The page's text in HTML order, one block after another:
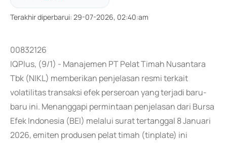
Terakhir diperbarui: 29-07-2026, 02:40:am
00832126
IQPlus, (9/1) - Manajemen PT Pelat Timah Nusantara
Tbk (NIKL) memberikan penjelasan resmi terkait
volatilitas transaksi efek perseroan yang terjadi baru-
baru ini. Menanggapi permintaan penjelasan dari Bursa
Efek Indonesia (BEI) melalui surat tertanggal 8 Januari
2026, emiten produsen pelat timah (tinplate) ini